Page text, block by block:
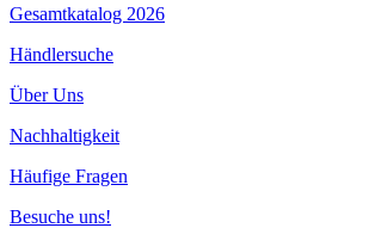
Gesamtkatalog 2026
Händlersuche
Über Uns
Nachhaltigkeit
Häufige Fragen
Besuche uns!